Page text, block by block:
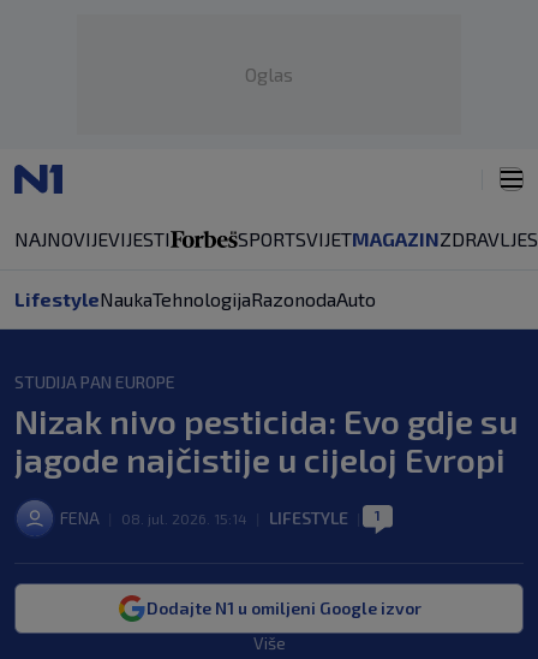
Oglas
NAJNOVIJEVIJESTI SPORTSVIJETMAGAZINZDRAVLJE
LifestyleNaukaTehnologijaRazonodaAuto
STUDIJA PAN EUROPE
Nizak nivo pesticida: Evo gdje su
jagode najčistije u cijeloj Evropi
FENA 08. jul. 2026. 15:14 LIFESTYLE 1
Dodajte N1 u omiljeni Google izvor
Više